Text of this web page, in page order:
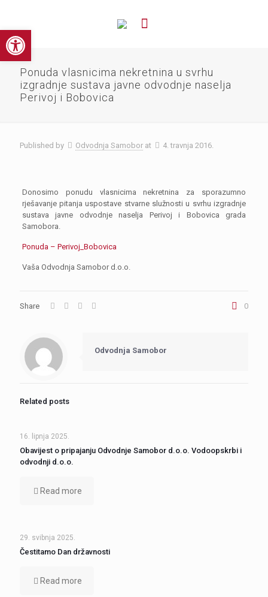
Open toolbar
Ponuda vlasnicima nekretnina u svrhu
izgradnje sustava javne odvodnje naselja
Perivoj i Bobovica
Published by Odvodnja Samobor at 4. travnja 2016.
Donosimo ponudu vlasnicima nekretnina za sporazumno
rješavanje pitanja uspostave stvarne služnosti u svrhu izgradnje
sustava javne odvodnje naselja Perivoj i Bobovica grada
Samobora.
Ponuda – Perivoj_Bobovica
Vaša Odvodnja Samobor d.o.o.
Share 0
Odvodnja Samobor
Related posts
16. lipnja 2025.
Obavijest o pripajanju Odvodnje Samobor d.o.o. Vodoopskrbi i
odvodnji d.o.o.
Read more
29. svibnja 2025.
Čestitamo Dan državnosti
Read more